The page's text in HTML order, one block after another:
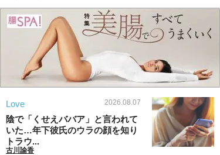
Love 2026.08.07
陰で「くせえババア」と言われて
いた…年下彼氏のウラの顔を知り
トラウ...
古川諭香